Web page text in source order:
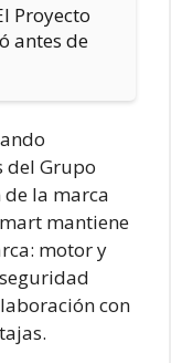
Proyecto
antes de
del Grupo
la marca
mantiene
motor y
con